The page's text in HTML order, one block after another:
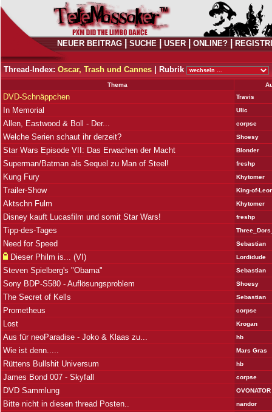
NEUER BEITRAG SUCHE USER ONLINE?
Thread-Index: Oscar, Trash und Cannes Rubrik
Thema
DVD-Schnäppchen Travis
In Memorial Ulic
Allen, Eastwood & Boll - Der... corpse
Welche Serien schaut ihr derzeit? Shoesy
Star Wars Episode VII: Das Erwachen der Macht Blonder
Superman/Batman als Sequel zu Man of Steel! freshp
Kung Fury Khytomer
Trailer-Show King-of-
Aktschn Fulm Khytomer
Disney kauft Lucasfilm und somit Star Wars! freshp
Tipp-des-Tages
Need for Speed Sebastian
Dieser Philm is... (VI) Lordidude
Steven Spielberg's "Obama" Sebastian
Sony BDP-S580 - Auflösungsproblem Shoesy
The Secret of Kells Sebastian
Prometheus corpse
Lost Krogan
Aus für neoParadise - Joko & Klaas zu... hb
Wie ist denn..... Mars Gras
Rüttens Bullshit Universum hb
James Bond 007 - Skyfall corpse
DVD Sammlung OVONATOR
Bitte nicht in diesen thread Posten.. nandor